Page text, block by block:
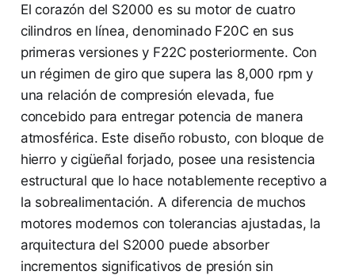
El corazón del S2000 es su motor de cuatro
cilindros en línea, denominado F20C en sus
primeras versiones y F22C posteriormente. Con
un régimen de giro que supera las 8,000 rpm y
una relación de compresión elevada, fue
concebido para entregar potencia de manera
atmosférica. Este diseño robusto, con bloque de
hierro y cigüeñal forjado, posee una resistencia
estructural que lo hace notablemente receptivo a
la sobrealimentación. A diferencia de muchos
motores modernos con tolerancias ajustadas, la
arquitectura del S2000 puede absorber
incrementos significativos de presión sin